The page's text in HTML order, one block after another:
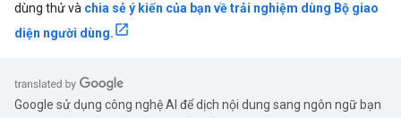
dùng thử và chia sẻ ý kiến của bạn về trải nghiệm dùng Bộ giao
diện người dùng.
Google sử dụng công nghệ AI để dịch nội dung sang ngôn ngữ bạn